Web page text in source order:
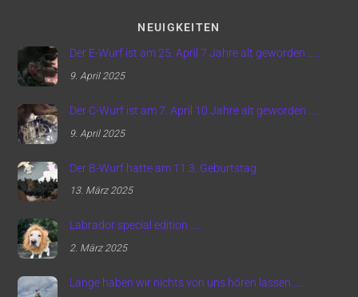
NEUIGKEITEN
Der E-Wurf ist am 25. April 7 Jahre alt geworden …..
9. April 2025
Der C-Wurf ist am 7. April 10 Jahre alt geworden …..
9. April 2025
Der B-Wurf hatte am 11.3. Geburtstag
13. März 2025
Labrador special edition ….
2. März 2025
Lange haben wir nichts von uns hören lassen ….